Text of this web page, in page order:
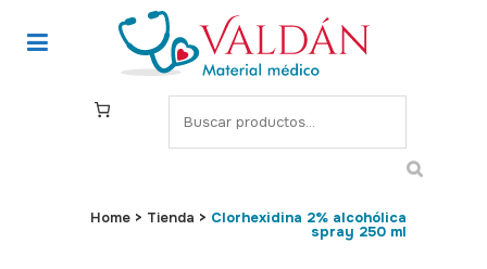
S
e
c
Home > Tienda > Clorhexidina 2% alcohólica
spray 250 ml